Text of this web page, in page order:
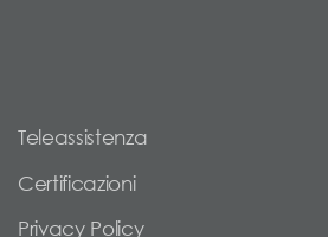
Teleassistenza
Certificazioni
Privacy Policy